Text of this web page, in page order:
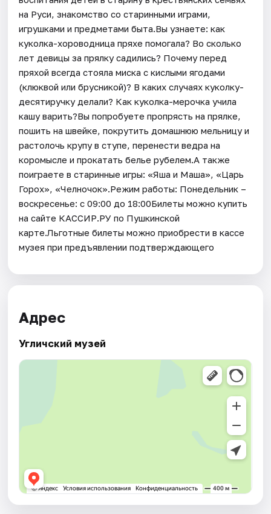
на Руси, знакомство со старинными играми,
игрушками и предметами быта.Вы узнаете: как
куколка-хороводница пряхе помогала? Во сколько
лет девицы за прялку садились? Почему перед
пряхой всегда стояла миска с кислыми ягодами
(клюквой или брусникой)? В каких случаях куколку-
десятиручку делали? Как куколка-мерочка учила
кашу варить?Вы попробуете пропрясть на прялке,
пошить на швейке, покрутить домашнюю мельницу и
растолочь крупу в ступе, перенести ведра на
коромысле и прокатать белье рубелем.А также
поиграете в старинные игры: «Яша и Маша», «Царь
Горох», «Челночок».Режим работы: Понедельник –
воскресенье: с 09:00 до 18:00Билеты можно купить
на сайте КАССИР.РУ по Пушкинской
карте.Льготные билеты можно приобрести в кассе
музея при предъявлении подтверждающего
Адрес
Угличский музей